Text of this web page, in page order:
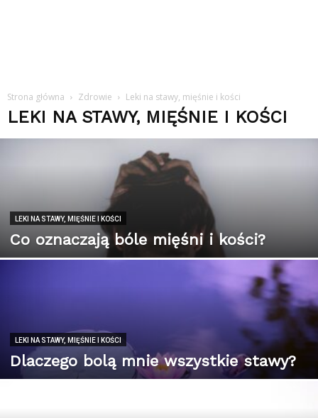
Strona główna Zdrowie Leki na stawy, mięśnie i kości
LEKI NA STAWY, MIĘŚNIE I KOŚCI
LEKI NA STAWY, MIĘŚNIE I KOŚCI
Co oznaczają bóle mięśni i kości?
LEKI NA STAWY, MIĘŚNIE I KOŚCI
Dlaczego bolą mnie wszystkie stawy?